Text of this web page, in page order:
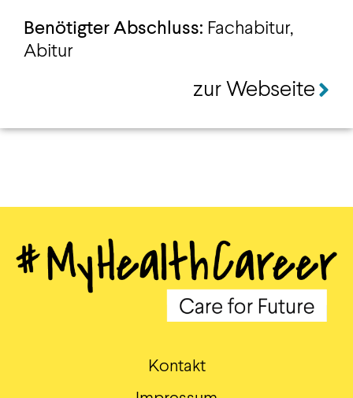
Benötigter Abschluss: Fachabitur,
Abitur
zur Webseite
Kontakt